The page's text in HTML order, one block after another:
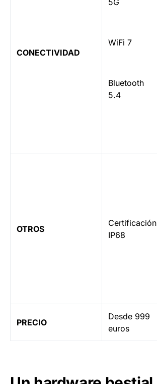
CONECTIVIDAD
WiFi 7
Bluetooth
5.4
OTROS
Certificación
IP68
PRECIO
Desde 999
euros